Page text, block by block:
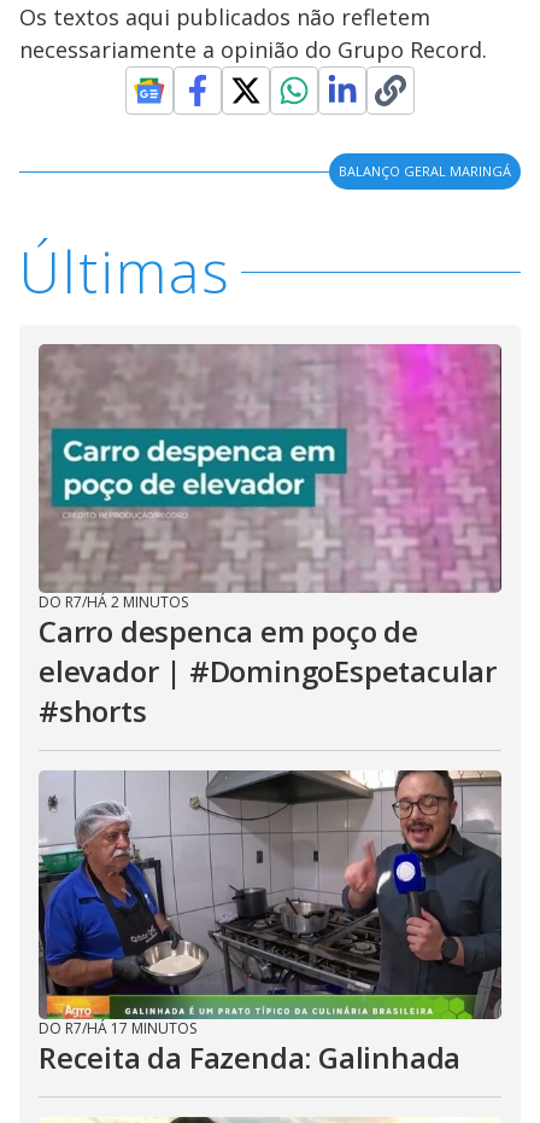
Os textos aqui publicados não refletem
necessariamente a opinião do Grupo Record.
BALANÇO GERAL MARINGÁ
Últimas
DO R7/HÁ 2 MINUTOS
Carro despenca em poço de
elevador | #DomingoEspetacular
#shorts
DO R7/HÁ 17 MINUTOS
Receita da Fazenda: Galinhada